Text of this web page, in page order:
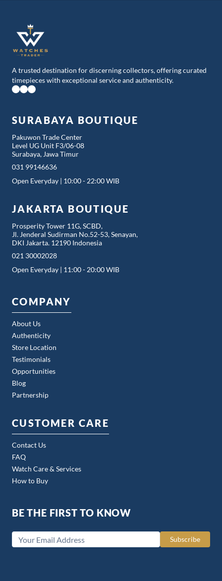
A trusted destination for discerning collectors, offering curated
timepieces with exceptional service and authenticity.
COMPANY
About Us
Authenticity
Store Location
Testimonials
Opportunities
Blog
Partnership
CUSTOMER CARE
Contact Us
FAQ
Watch Care & Services
How to Buy
SURABAYA BOUTIQUE
Pakuwon Trade Center
Level UG Unit F3/06-08
Surabaya, Jawa Timur
031 99146636
Open Everyday | 10:00 - 22:00 WIB
JAKARTA BOUTIQUE
Prosperity Tower 11G, SCBD,
Jl. Jenderal Sudirman No.52-53, Senayan,
DKI Jakarta. 12190 Indonesia
021 30002028
Open Everyday | 11:00 - 20:00 WIB
BE THE FIRST TO KNOW
Subscribe